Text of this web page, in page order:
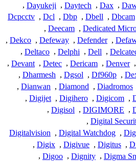
,
Dax
,
Daytech
,
Dayukeji
,
Dbcam
,
Dbell
,
Dbp
,
Dcl
,
Dcpcctv
Dedicated
,
Deecam
,
,
Defender
,
Defeway
,
Dekco
,
,
Dell
,
Delphi
,
Deltaco
,
,
Denver
,
Dericam
,
Detec
,
Devant
,
,
Df960p
,
Dgsol
,
Dharmesh
,
Diadromos
,
Diamond
,
Dianwan
,
,
Digicom
,
Digihero
,
Digijet
,
,
DIGIMORE
,
Digisol
,
Digital
,
,
Digital Watchdog
,
Digitalvision
,
Digitus
,
Digivue
,
Digix
,
Digma
,
Dignity
,
Digoo
,